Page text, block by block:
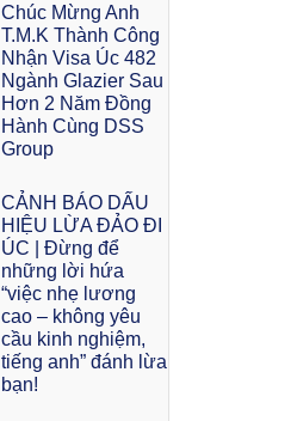
Chúc Mừng Anh
T.M.K Thành Công
Nhận Visa Úc 482
Ngành Glazier Sau
Hơn 2 Năm Đồng
Hành Cùng DSS
Group
CẢNH BÁO DẤU
HIỆU LỪA ĐẢO ĐI
ÚC | Đừng để
những lời hứa
“việc nhẹ lương
cao – không yêu
cầu kinh nghiệm,
tiếng anh” đánh lừa
bạn!